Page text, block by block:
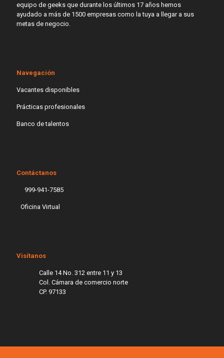
equipo de geeks que durante los últimos 17 años hemos
ayudado a más de 1500 empresas como la tuya a llegar a sus
metas de negocio.
Navegación
Vacantes disponibles
Prácticas profesionales
Banco de talentos
Contáctanos
999-941-7585
Oficina Virtual
Visítanos
Calle 14 No. 312 entre 11 y 13
Col. Cámara de comercio norte
CP. 97133